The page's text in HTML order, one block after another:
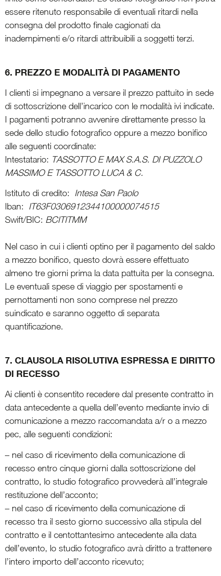
essere ritenuto responsabile di eventuali ritardi nella
consegna del prodotto finale cagionati da
inadempimenti e/o ritardi attribuibili a soggetti terzi.
6. PREZZO E MODALITÀ DI PAGAMENTO
I clienti si impegnano a versare il prezzo pattuito in sede
di sottoscrizione dell’incarico con le modalità ivi indicate.
I pagamenti potranno avvenire direttamente presso la
sede dello studio fotografico oppure a mezzo bonifico
alle seguenti coordinate:
Intestatario: TASSOTTO E MAX S.A.S. DI PUZZOLO
MASSIMO E TASSOTTO LUCA & C.
Istituto di credito: Intesa San Paolo
Iban: IT63F0306912344100000074515
Swift/BIC: BCITITMM
Nel caso in cui i clienti optino per il pagamento del saldo
a mezzo bonifico, questo dovrà essere effettuato
almeno tre giorni prima la data pattuita per la consegna.
Le eventuali spese di viaggio per spostamenti e
pernottamenti non sono comprese nel prezzo
suindicato e saranno oggetto di separata
quantificazione.
7. CLAUSOLA RISOLUTIVA ESPRESSA E DIRITTO
DI RECESSO
Ai clienti è consentito recedere dal presente contratto in
data antecedente a quella dell’evento mediante invio di
comunicazione a mezzo raccomandata a/r o a mezzo
pec, alle seguenti condizioni:
– nel caso di ricevimento della comunicazione di
recesso entro cinque giorni dalla sottoscrizione del
contratto, lo studio fotografico provvederà all’integrale
restituzione dell’acconto;
– nel caso di ricevimento della comunicazione di
recesso tra il sesto giorno successivo alla stipula del
contratto e il centottantesimo antecedente alla data
dell’evento, lo studio fotografico avrà diritto a trattenere
l’intero importo dell’acconto ricevuto;